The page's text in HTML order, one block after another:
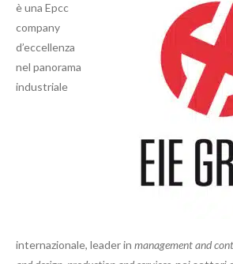
è una Epcc
company
d’eccellenza
nel panorama
industriale
internazionale, leader in management and